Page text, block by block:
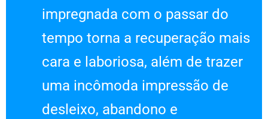
impregnada com o passar do
tempo torna a recuperação mais
cara e laboriosa, além de trazer
uma incômoda impressão de
desleixo, abandono e